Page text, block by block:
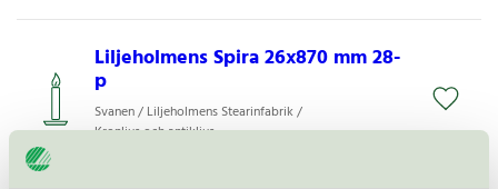
Liljeholmens Spira 26x870 mm 28-
p
Svanen / Liljeholmens Stearinfabrik /
Kronljus och antikljus